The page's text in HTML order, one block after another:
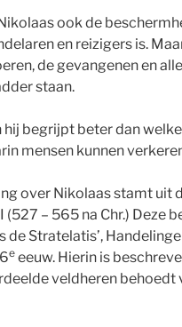
ook de
en reizigers is.
de gevangenen en
staan.
begrijpt beter dan
mensen kunnen
over Nikolaas stamt uit
– 565 na Chr.) Deze
de Stratelatis’,
eeeuw. Hierin is
veldheren behoedt